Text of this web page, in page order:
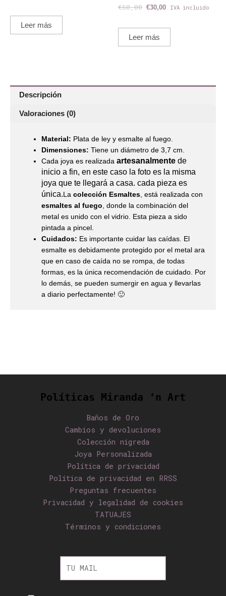
Descripción
Valoraciones (0)
Material: Plata de ley y esmalte al fuego.
Dimensiones: Tiene un diámetro de 3,7 cm.
Cada joya es realizada artesanalmente de
inicio a fin, en este caso la foto es la misma
joya que te llegará a casa. cada pieza es
única.La colección Esmaltes , está realizada con
esmaltes al fuego , donde la combinación del
metal es unido con el vidrio. Esta pieza a sido
pintada a pincel.
Cuidados: Es importante cuidar las caídas. El
esmalte es debidamente protegido por el metal ara
que en caso de caída no se rompa, de todas
formas, es la única recomendación de cuidado. Por
lo demás, se pueden sumergir en agua y llevarlas
a diario perfectamente! 🙂
Leer más
€60,00 €30,00 IVA incluido
Leer más
Políticas Miranda ‘n Art
Baños de Oro
Cambios y devoluciones
Colección nigreda
Joya Personalizada
Política de privacidad
Política de privacidad en RRSS
Preguntas frecuentes
Privacidad y legalidad de cookies
TATUAJES
Términos y condiciones